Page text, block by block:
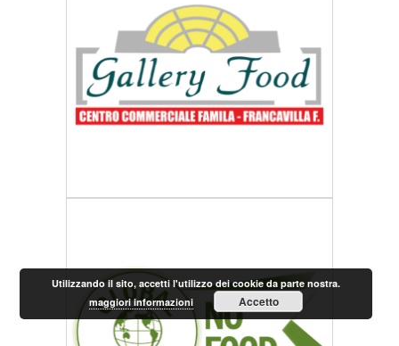
Utilizzando il sito, accetti l'utilizzo dei cookie da parte nostra.
maggiori informazioni
Accetto